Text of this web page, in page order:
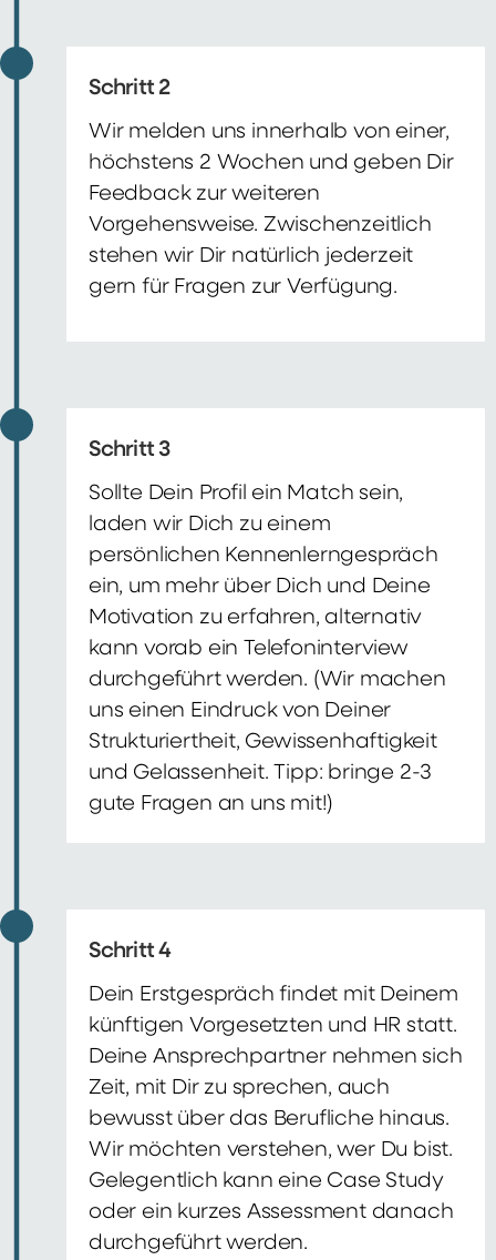
Schritt 2
Wir melden uns innerhalb von einer,
höchstens 2 Wochen und geben Dir
Feedback zur weiteren
Vorgehensweise. Zwischenzeitlich
stehen wir Dir natürlich jederzeit
gern für Fragen zur Verfügung.
Schritt 3
Sollte Dein Profil ein Match sein,
laden wir Dich zu einem
persönlichen Kennenlerngespräch
ein, um mehr über Dich und Deine
Motivation zu erfahren, alternativ
kann vorab ein Telefoninterview
durchgeführt werden. (Wir machen
uns einen Eindruck von Deiner
Strukturiertheit, Gewissenhaftigkeit
und Gelassenheit. Tipp: bringe 2-3
gute Fragen an uns mit!)
Schritt 4
Dein Erstgespräch findet mit Deinem
künftigen Vorgesetzten und HR statt.
Deine Ansprechpartner nehmen sich
Zeit, mit Dir zu sprechen, auch
bewusst über das Berufliche hinaus.
Wir möchten verstehen, wer Du bist.
Gelegentlich kann eine Case Study
oder ein kurzes Assessment danach
durchgeführt werden.